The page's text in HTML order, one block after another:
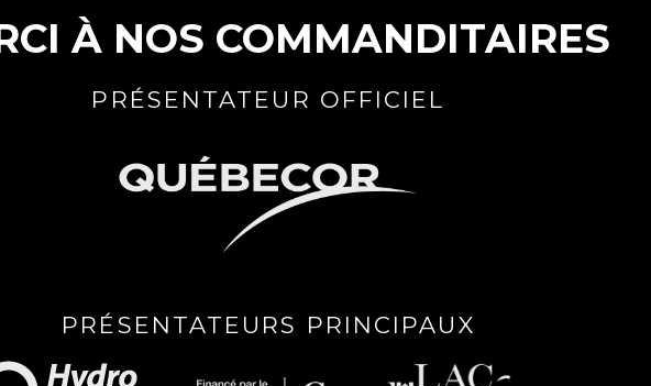
À NOS COMMANDITAIRES
PRÉSENTATEUR OFFICIEL
PRÉSENTATEURS PRINCIPAUX